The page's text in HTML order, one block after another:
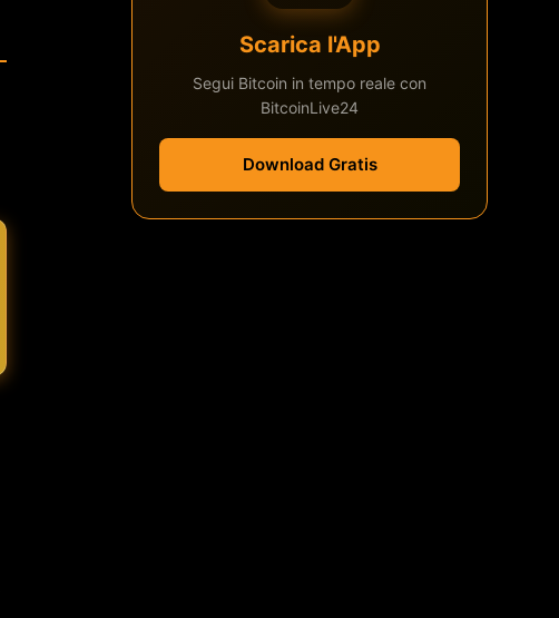
Scarica l'App
Segui Bitcoin in tempo reale con
BitcoinLive24
Download Gratis